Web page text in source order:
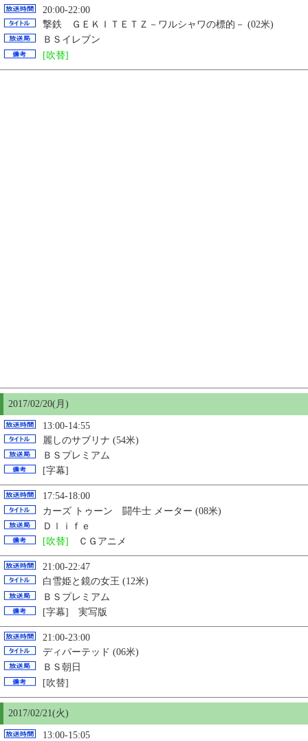
20:00-22:00
撃鉄 ＧＥＫＩＴＥＴＺ－ワルシャワの標的－ (02米)
ＢＳイレブン
[吹替]
2017/02/20(月)
13:00-14:55
麗しのサブリナ (54米)
ＢＳプレミアム
[字幕]
17:54-18:00
カーズ トゥーン 闘牛士 メーター (08米)
Ｄｌｉｆｅ
[吹替]
ＣＧアニメ
21:00-22:47
白雪姫と鏡の女王 (12米)
ＢＳプレミアム
[字幕] 実写版
21:00-23:00
ディパーテッド (06米)
ＢＳ朝日
[吹替]
2017/02/21(火)
13:00-15:05